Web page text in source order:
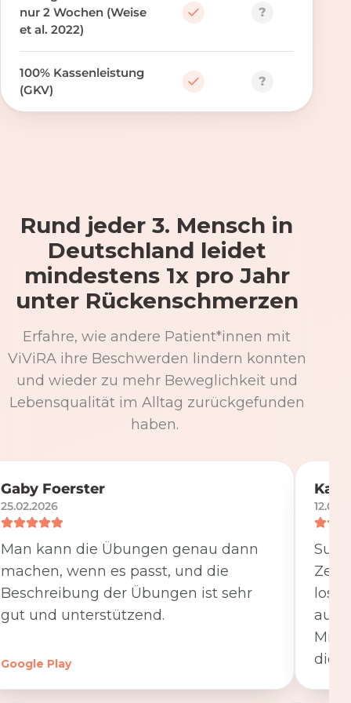
nur 2 Wochen (Weise
et al. 2022)
?
100% Kassenleistung
(GKV)
?
Rund jeder 3. Mensch in
Deutschland leidet
mindestens 1x pro Jahr
unter Rückenschmerzen
Erfahre, wie andere Patient*innen mit
ViViRA ihre Beschwerden lindern konnten
und wieder zu mehr Beweglichkeit und
Lebensqualität im Alltag zurückgefunden
haben.
Gaby Foerster
25.02.2026
Man kann die Übungen genau dann
machen, wenn es passt, und die
Beschreibung der Übungen ist sehr
gut und unterstützend.
Google Play
Zeit
die